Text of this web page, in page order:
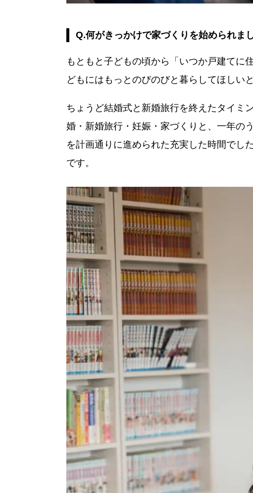
Q.何がきっかけで家づくりを始められま
もともと子どもの頃から「いつか戸建てに
どもにはもっとのびのびと暮らしてほしい
ちょうど結婚式と新婚旅行を終えたタイミ
婚・新婚旅行・妊娠・家づくりと、一年の
を計画通りに進められた充実した時間でし
です。